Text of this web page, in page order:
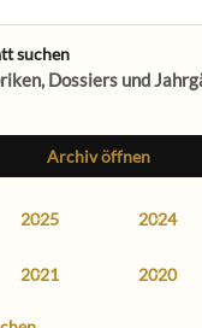
suchen
Dossiers und
Archiv öffnen
2025 2024
2021 2020